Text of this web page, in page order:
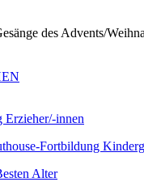
des Advents/
innen
Fortbildung
Alter